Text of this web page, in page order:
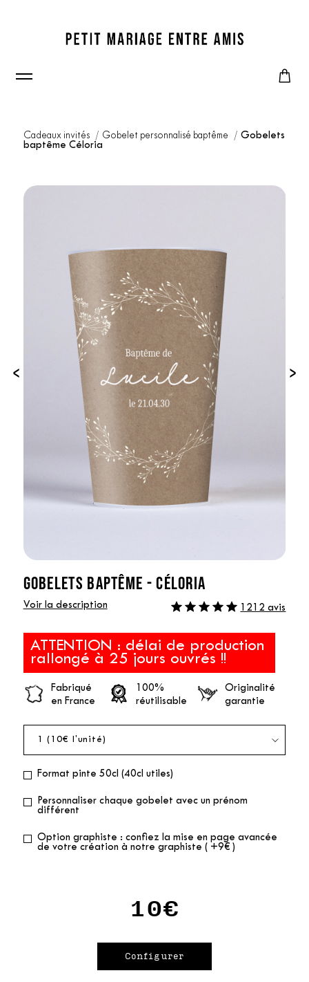
Cadeaux invités Gobelet personnalisé baptême
Gobelets
baptême Céloria
‹ ›
GOBELETS BAPTÊME - CÉLORIA
Voir la description 1212 avis
ATTENTION : délai de production
rallongé à 25 jours ouvrés !!
Fabriqué
en France
100%
réutilisable
Originalité
garantie
Format pinte 50cl (40cl utiles)
Personnaliser chaque gobelet avec un prénom
différent
Option graphiste : confiez la mise en page avancée
de votre création à notre graphiste ( +9€ )
10€